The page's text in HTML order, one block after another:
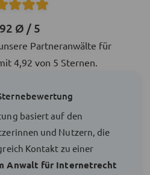
Ø / 5
Partneranwälte für
4,92 von 5 Sternen.
basiert auf den
und Nutzern, die
Kontakt zu einer
Anwalt für Internetrecht